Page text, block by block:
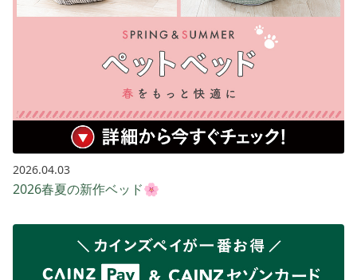
2026.04.03
2026春夏の新作ベッド🌸